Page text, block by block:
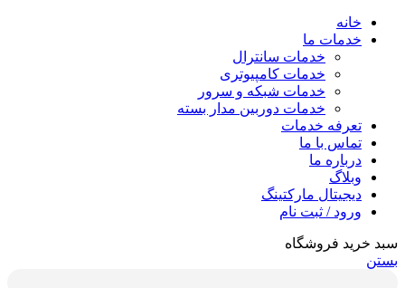
خانه
خدمات ما
خدمات سانترال
خدمات کامپیوتری
خدمات شبکه و سرور
خدمات دوربین مدار بسته
تعرفه خدمات
تماس با ما
درباره ما
وبلاگ
دیجیتال مارکتینگ
ورود / ثبت نام
سبد خرید فروشگاه
بستن